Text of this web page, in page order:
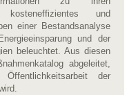
kosteneffizientes und
einer Bestandsanalyse
und der
beleuchtet. Aus diesen
abgeleitet,
der